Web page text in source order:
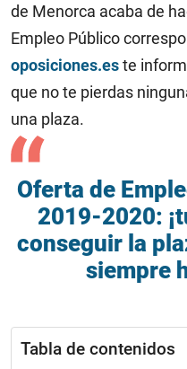
de Menorca acaba de
Empleo Público
oposiciones.este
que no te pierdas
una plaza.
Oferta de
2019-2020:
conseguir la
siempre
Tabla de contenidos